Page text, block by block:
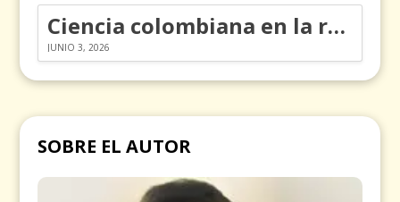
Ciencia colombiana en la revolución de los órganos en chips
JUNIO 3, 2026
SOBRE EL AUTOR